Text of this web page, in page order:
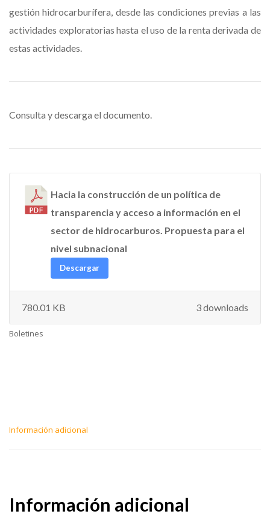
gestión hidrocarburífera, desde las condiciones previas a las
actividades exploratorias hasta el uso de la renta derivada de
estas actividades.
Consulta y descarga el documento.
Hacia la construcción de un política de
transparencia y acceso a información en el
sector de hidrocarburos. Propuesta para el
nivel subnacional
Descargar
3 downloads
780.01 KB
Boletines
Información adicional
Información adicional